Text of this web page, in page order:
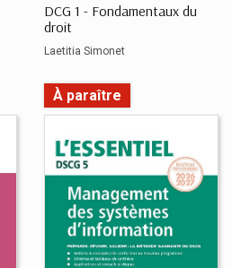
DCG 1 - Fondamentaux du
droit
Laetitia Simonet
À paraître